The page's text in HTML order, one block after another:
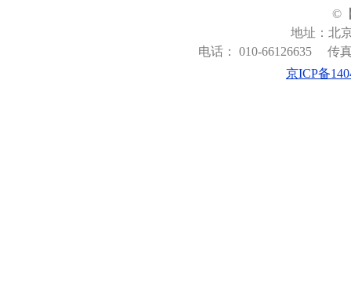
©
地址：北
电话： 010-66126635
传
京ICP备